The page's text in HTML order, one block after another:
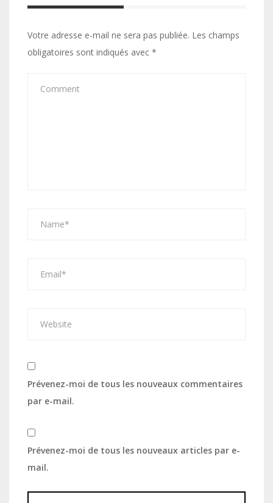
Votre adresse e-mail ne sera pas publiée. Les champs
obligatoires sont indiqués avec *
Prévenez-moi de tous les nouveaux commentaires
par e-mail.
Prévenez-moi de tous les nouveaux articles par e-
mail.